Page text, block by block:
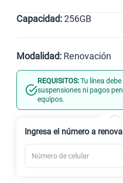
Gris Violeta
Capacidad:256GB
256GB
Modalidad: Renovación
Línea Nueva
REQUISITOS:Tu línea
suspensiones ni pagos
equipos.
Ingresa el número a